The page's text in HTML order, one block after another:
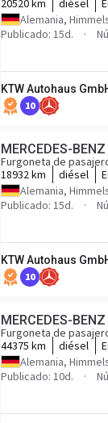
20520 km
diésel
Alemania,
Publicado: 15d.
KTW Autohaus
10
MERCEDES-
Furgoneta de
18932 km
diésel
Alemania,
Publicado: 15d.
KTW Autohaus
10
MERCEDES-
Furgoneta de
44375 km
diésel
Alemania,
Publicado: 10d.